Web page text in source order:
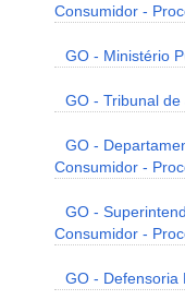
Consumidor -
GO - Ministério
GO - Tribunal
GO -
Consumidor -
GO -
Consumidor -
GO - Defensoria